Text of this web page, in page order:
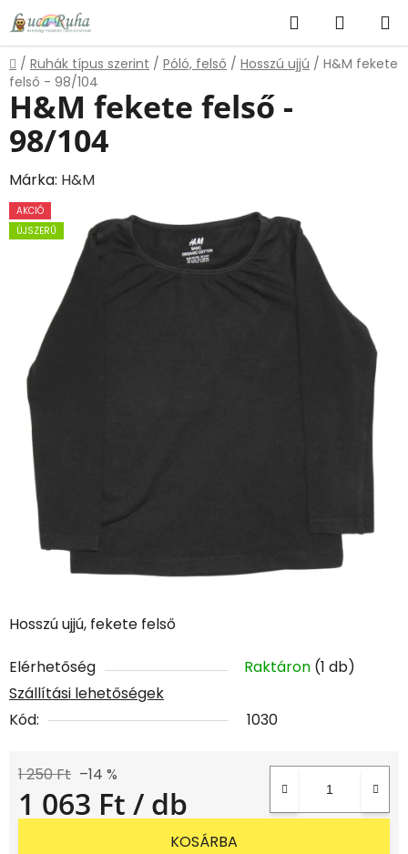
Ugrás
fő
tartalomhoz
KeresésKOSÁR
Kezdőlap
/ Ruhák típus szerint / Póló, felső / Hosszú ujjú / H&M fekete
felső - 98/104
Hosszú ujjú, fekete felső
Elérhetőség Raktáron (1 db)
Szállítási lehetőségek
Kód:
1030
1 250 Ft –14 %
1 063 Ft / db
KOSÁRBA
H&M fekete felső -
98/104
Márka: H&M
AKCIÓ
ÚJSZERŰ